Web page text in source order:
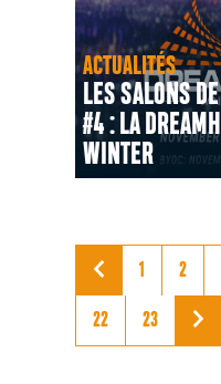
ACTUALITÉS
LES SALONS
#4 : LA
WINTER
1 2
22 23